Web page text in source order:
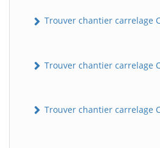
Trouver chantier carrelage
Trouver chantier carrelage
Trouver chantier carrelage